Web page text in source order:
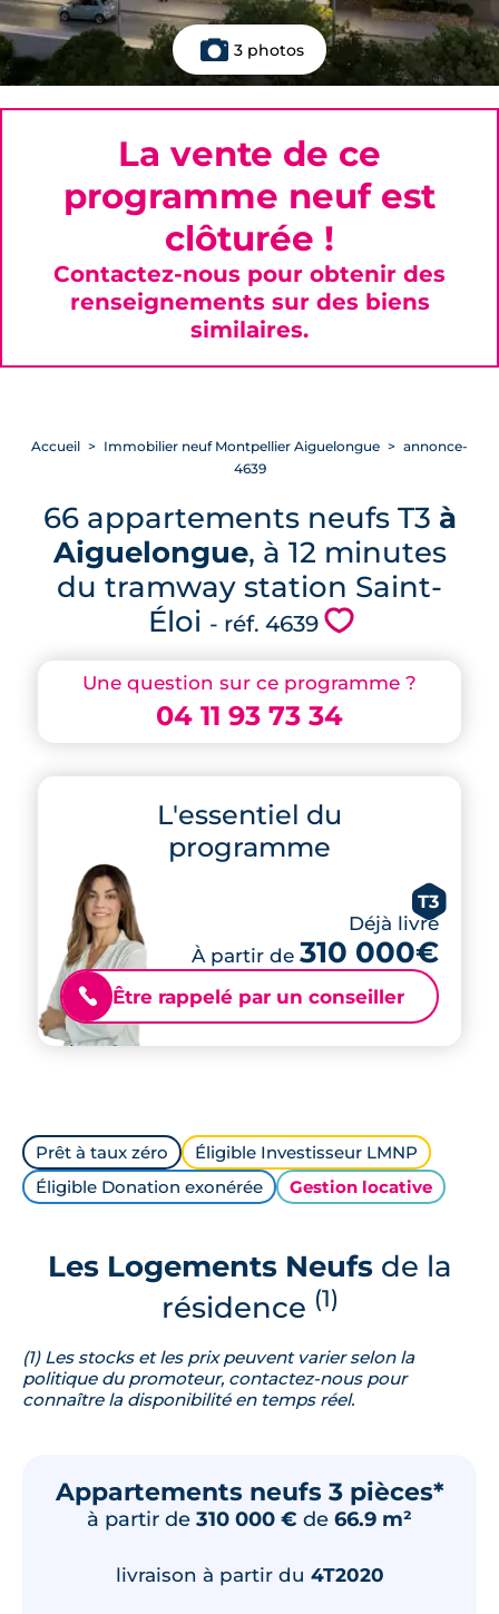
3 photos
Une question sur ce programme ?
04 11 93 73 34
L'essentiel du
programme
T3
Déjà livré
À partir de 310 000€
📞 Être rappelé par un conseiller
Accueil Immobilier neuf Montpellier Aiguelongue
annonce-
4639
66 appartements neufs T3 à
Aiguelongue, à 12 minutes
du tramway station Saint-
Éloi - réf. 4639 💗
La vente de ce
programme neuf est
clôturée !
Contactez-nous pour obtenir des
renseignements sur des biens
similaires.
Prêt à taux zéro
Éligible Investisseur LMNP
Éligible Donation exonérée
Gestion locative
Les Logements Neufsde la
résidence (1)
(1) Les stocks et les prix peuvent varier selon la
politique du promoteur, contactez-nous pour
connaître la disponibilité en temps réel.
Appartements neufs 3 pièces*
à partir de 310 000 € de 66.9 m²
livraison à partir du 4T2020